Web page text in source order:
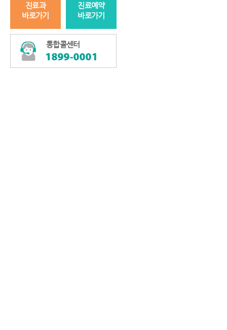
진료과
바로가기
진료예약
바로가기
통합콜센터